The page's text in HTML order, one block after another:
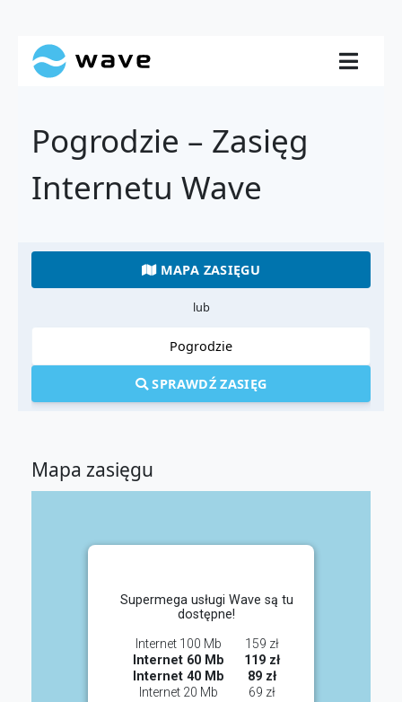
Pogrodzie – Zasięg
Internetu Wave
MAPA ZASIĘGU
lub
SPRAWDŹ ZASIĘG
Mapa zasięgu
Supermega usługi Wave są tu
dostępne!
Internet 100 Mb
159 zł
Internet 60 Mb
119 zł
Internet 40 Mb
89 zł
Internet 20 Mb
69 zł